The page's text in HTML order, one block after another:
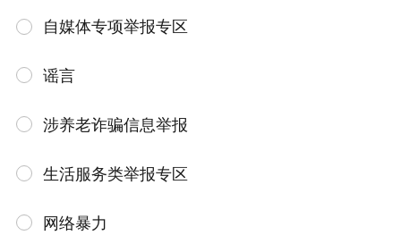
自媒体专项举报专区
谣言
涉养老诈骗信息举报
生活服务类举报专区
网络暴力